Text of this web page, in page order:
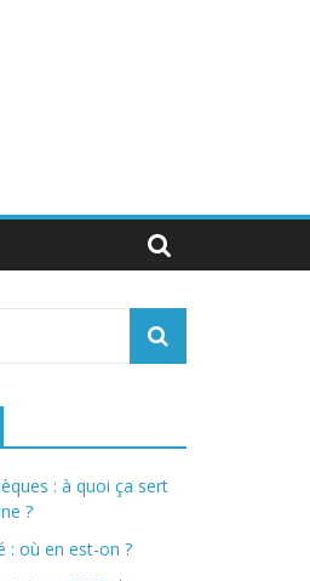
: à quoi ça sert
?
: où en est-on ?